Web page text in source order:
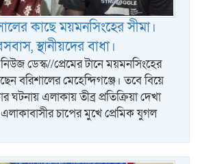
কাছে ময়মনসিংহের সীমা।
স্থানীয়দের বাধা।
ডেস্ক//প্রেমের টানে ময়মনসিংহের
বরিশালের মেহেন্দিগঞ্জে। তবে বিয়ে
ঘটনায় এলাকায় তীব্র প্রতিক্রিয়া দেখা
চাপের মুখে প্রেমিক যুগল